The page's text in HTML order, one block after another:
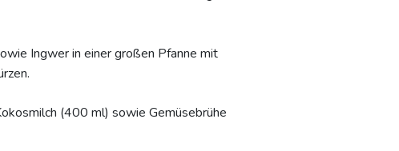
Ingwer in einer großen Pfanne mit
(400 ml) sowie Gemüsebrühe